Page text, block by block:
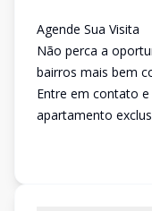
Agende Sua Visita
Não perca a
bairros mais bem
Entre em contato
apartamento